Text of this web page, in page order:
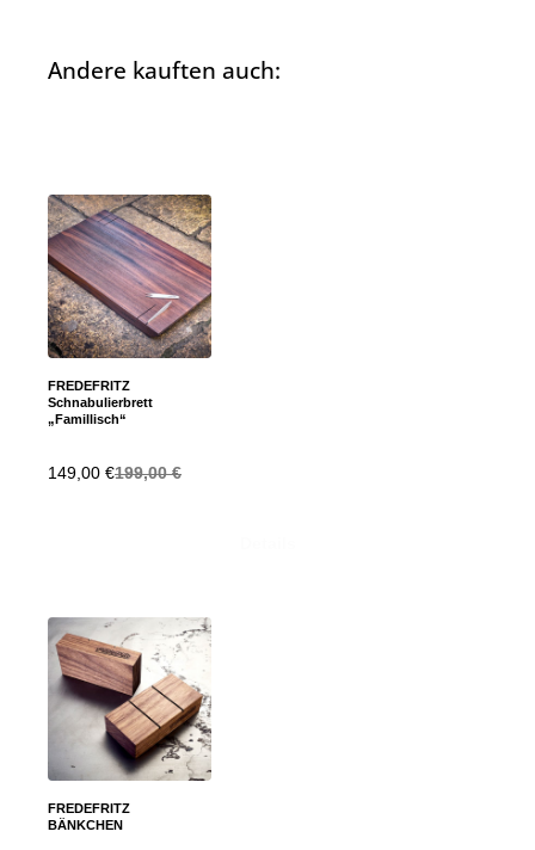
Andere kauften auch:
FREDEFRITZ
Schnabulierbrett
„Famillisch“
199,00€
149,00 €
FREDEFRITZ
BÄNKCHEN